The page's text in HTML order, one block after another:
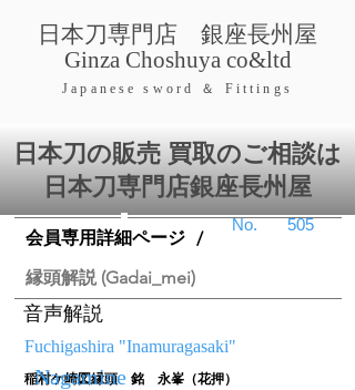
​日本刀専門店 銀座長州屋
​Ginza Choshuya co&ltd
​Japanese sword ＆ Fittings
日本刀の販売 買取のご相談は
日本刀専門店銀座⻑州屋
会員専用詳細ページ /
縁頭解説 (Gadai_mei)
​No. 505
稲村ケ崎図縁頭 銘 永峯（花押）
Fuchigashira "Inamuragasaki"
Nagamine
音声解説